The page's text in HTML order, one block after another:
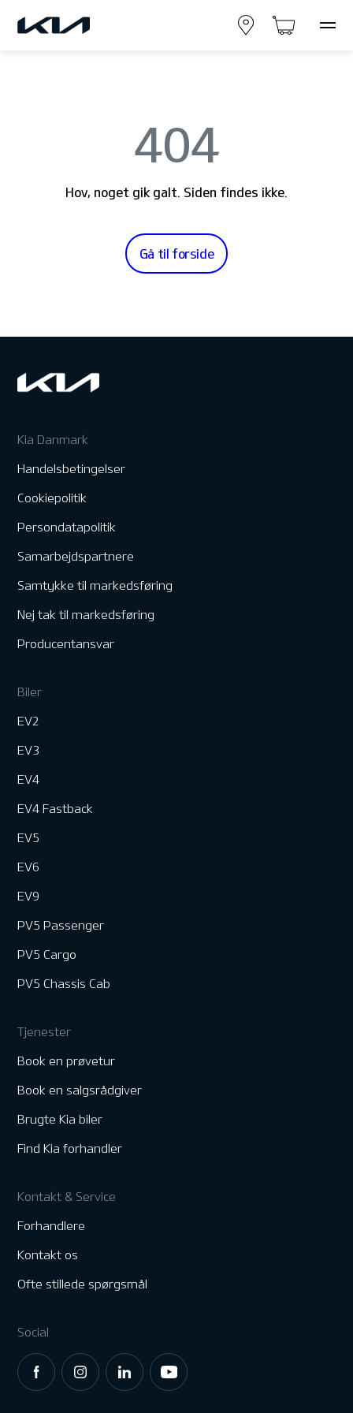
404
Hov, noget gik galt. Siden findes ikke.
Gå til forside
Kia Danmark
Handelsbetingelser
Cookiepolitik
Persondatapolitik
Samarbejdspartnere
Samtykke til markedsføring
Nej tak til markedsføring
Producentansvar
Biler
EV2
EV3
EV4
EV4 Fastback
EV5
EV6
EV9
PV5 Passenger
PV5 Cargo
PV5 Chassis Cab
Tjenester
Book en prøvetur
Book en salgsrådgiver
Brugte Kia biler
Find Kia forhandler
Kontakt & Service
Forhandlere
Kontakt os
Ofte stillede spørgsmål
Social